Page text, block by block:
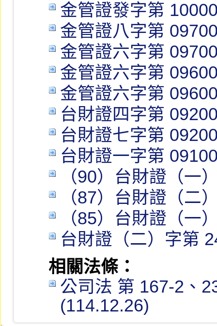
金管證發字第
金管證八字第
金管證六字第
金管證六字第
金管證六字第
台財證四字第
台財證七字第
台財證一字第
（90）台財證（一
（87）台財證（二
（85）台財證（一
台財證（二）字第
相關法條：
公司法 第 167-2、
(114.12.26)